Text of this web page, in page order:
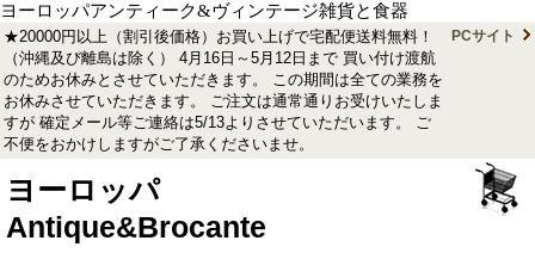
ヨーロッパアンティーク&ヴィンテージ雑貨と食器
★20000円以上（割引後価格）お買い上げで宅配便送料無料！
（沖縄及び離島は除く） 4月16日～5月12日まで 買い付け渡航
のためお休みとさせていただきます。 この期間は全ての業務を
お休みさせていただきます。 ご注文は通常通りお受けいたしま
すが 確定メール等ご連絡は5/13よりさせていただいます。 ご
不便をおかけしますがご了承くださいませ。
PCサイト
ヨーロッパ
Antique&Brocante